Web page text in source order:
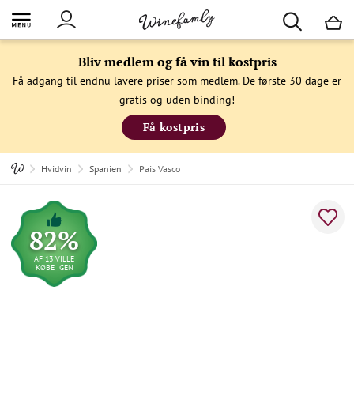
Bliv medlem og få vin til kostpris
Få adgang til endnu lavere priser som medlem. De første 30 dage er
gratis og uden binding!
Få kostpris
Hvidvin Spanien Pais Vasco
82%
AF 13 VILLE
KØBE IGEN